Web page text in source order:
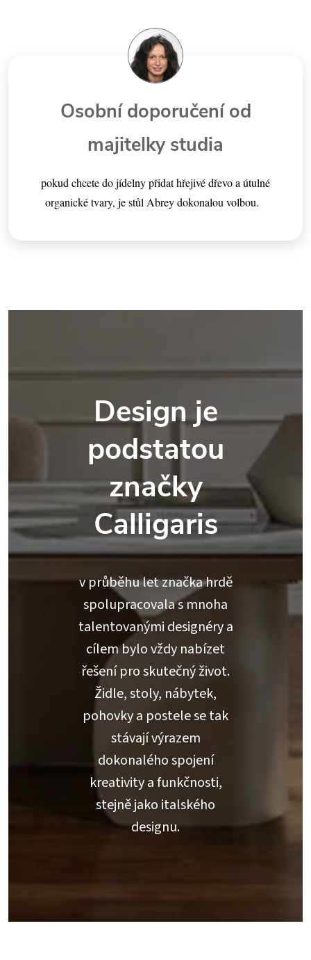
Osobní doporučení od
majitelky studia
pokud chcete do jídelny přidat hřejivé dřevo a útulné
organické tvary, je stůl Abrey dokonalou volbou.
Design je
podstatou
značky
Calligaris
v průběhu let značka hrdě
spolupracovala s mnoha
talentovanými designéry a
cílem bylo vždy nabízet
řešení pro skutečný život.
Židle, stoly, nábytek,
pohovky a postele se tak
stávají výrazem
dokonalého spojení
kreativity a funkčnosti,
stejně jako italského
designu.